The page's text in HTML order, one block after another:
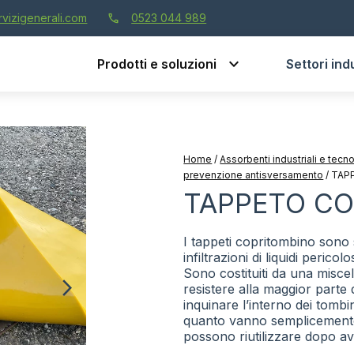
call 0523 044 989
Prodotti e soluzioni Settori
Home / Assorbenti industriali e
prevenzione antisversamento /
TAPPETO
I tappeti copritombino sono
infiltrazioni di liquidi
Sono costituiti da una
resistere alla maggior
inquinare l’interno dei
quanto vanno
possono riutilizzare dopo